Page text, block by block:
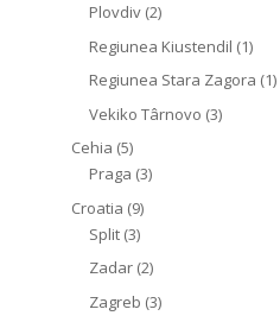
Plovdiv(2)
Regiunea Kiustendil (1)
Regiunea Stara Zagora (1)
Vekiko Târnovo (3)
Cehia (5)
Praga (3)
Croatia (9)
Split(3)
Zadar(2)
Zagreb (3)